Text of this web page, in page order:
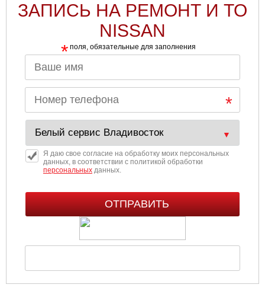
ЗАПИСЬ НА РЕМОНТ И ТО
NISSAN
* поля, обязательные для заполнения
Я даю свое согласие на обработку моих персональных
данных, в соответствии с политикой обработки
персональныхданных.